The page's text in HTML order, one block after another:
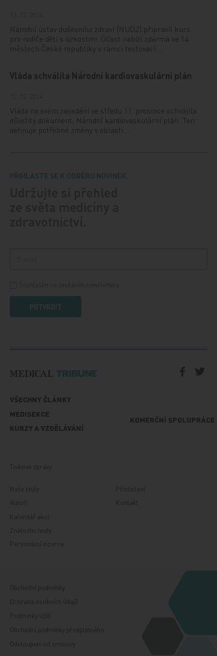
Národní ústav duševního zdraví (NUDZ) připravil kurs
pro rodiče dětí s úzkostmi. Účast nabízí zdarma ve 14
městech České republiky v rámci testovací…
Vláda schválila Národní kardiovaskulární plán
Vláda na svém zasedání ve středu 11. prosince schválila
důležitý dokument, Národní kardiovaskulární plán. Ten
definuje potřebné změny v oblasti…
PŘIHLASTE SE K ODBĚRU NOVINEK.
POTVRDIT
VŠECHNY ČLÁNKY
MEDISEKCE
KURZY A VZDĚLÁVÁNÍ
KOMERČNÍ SPOLUPRÁCE
Tiskové zprávy
Naše tituly
Autoři
Kalendář akcí
Znalostní testy
Personální inzerce
Přihlášení
Kontakt
Obchodní podmínky
Ochrana osobních údajů
Podmínky užití
Obchodní podmínky předplatného
Odstoupení od smlouvy